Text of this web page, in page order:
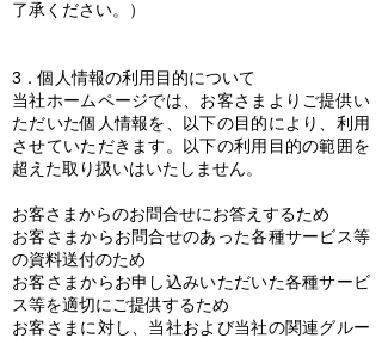
了承ください。）
3．個人情報の利用目的について
当社ホームページでは、お客さまよりご提供い
ただいた個人情報を、以下の目的により、利用
させていただきます。以下の利用目的の範囲を
超えた取り扱いはいたしません。
お客さまからのお問合せにお答えするため
お客さまからお問合せのあった各種サービス等
の資料送付のため
お客さまからお申し込みいただいた各種サービ
ス等を適切にご提供するため
お客さまに対し、当社および当社の関連グルー